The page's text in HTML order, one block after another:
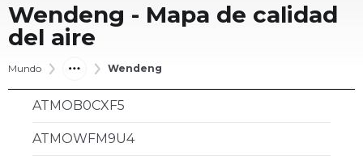
Wendeng - Mapa de calidad
del aire
Mundo Wendeng
ATMOB0CXF5
ATMOWFM9U4